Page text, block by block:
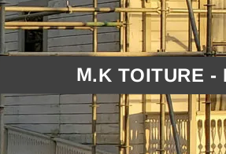
M.K TOITURE -